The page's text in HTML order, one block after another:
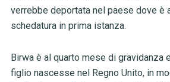
verrebbe deportata nel paese dove è
schedatura in prima istanza.
Birwa è al quarto mese di gravidanza
figlio nascesse nel Regno Unito, in